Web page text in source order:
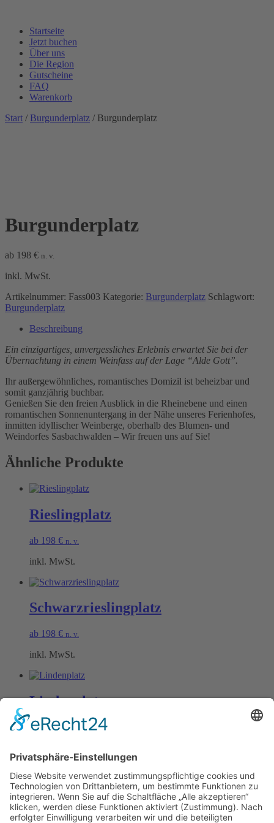
Startseite
Jetzt buchen
Über uns
Die Region
Gutscheine
FAQ
Warenkorb
Start / Burgunderplatz / Burgunderplatz
Burgunderplatz
ab 198 € n. v.
inkl. MwSt.
Artikelnummer: Fass003 Kategorie: Burgunderplatz Schlagwort:
Burgunderplatz
Beschreibung
Ein einzigartiges, unvergessliches Erlebnis erwartet Sie bei der
Übernachtung in einem Weinfass auf der Lage “Alde Gott”.
Ihr außergewöhnliches, romantisches Domizil ist beheizbar und
somit ganzjährig buchbar.
Genießen Sie den freien Ausblick in die Rheinebene und einen
romantischen Sonnenuntergang in der Nähe unseres Ferienhofes,
inmitten idyllischer Weinberge, oberhalb des Blumen- und
Weindorfes Sasbachwalden – Wir freuen uns auf Sie!
Ähnliche Produkte
Rieslingplatz
ab 198 € n. v.
inkl. MwSt.
Schwarzrieslingplatz
ab 198 € n. v.
inkl. MwSt.
Lindenplatz
ab 198€ n. v.
Öffnungszeiten Büro und Hofladen:
Hofladen:
Montag bis Sonntag von 09:00 – 11:30 Uhr und 14:00 – 18:00 Uhr